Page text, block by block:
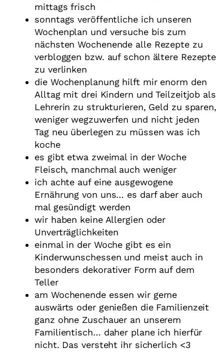
mittags frisch
sonntags veröffentliche ich unseren
Wochenplan und versuche bis zum
nächsten Wochenende alle Rezepte zu
verbloggen bzw. auf schon ältere Rezepte
zu verlinken
die Wochenplanung hilft mir enorm den
Alltag mit drei Kindern und Teilzeitjob als
Lehrerin zu strukturieren, Geld zu sparen,
weniger wegzuwerfen und nicht jeden
Tag neu überlegen zu müssen was ich
koche
es gibt etwa zweimal in der Woche
Fleisch, manchmal auch weniger
ich achte auf eine ausgewogene
Ernährung von uns… es darf aber auch
mal gesündigt werden
wir haben keine Allergien oder
Unverträglichkeiten
einmal in der Woche gibt es ein
Kinderwunschessen und meist auch in
besonders dekorativer Form auf dem
Teller
am Wochenende essen wir gerne
auswärts oder genießen die Familienzeit
ganz ohne Zuschauer an unserem
Familientisch… daher plane ich hierfür
nicht. Das versteht ihr sicherlich <3